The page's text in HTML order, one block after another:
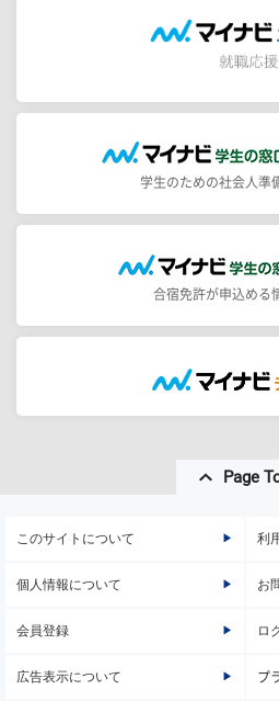
学生のための社会人準
合宿免許が申込める
Page
このサイトについて 利
個人情報について お
会員登録 ロ
広告表示について プ